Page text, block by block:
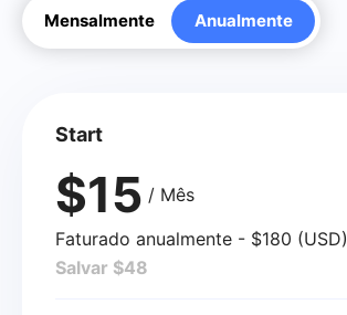
Mensalmente Anualmente
Start
$15 / Mês
Faturado anualmente - $180 (USD)
Salvar $48